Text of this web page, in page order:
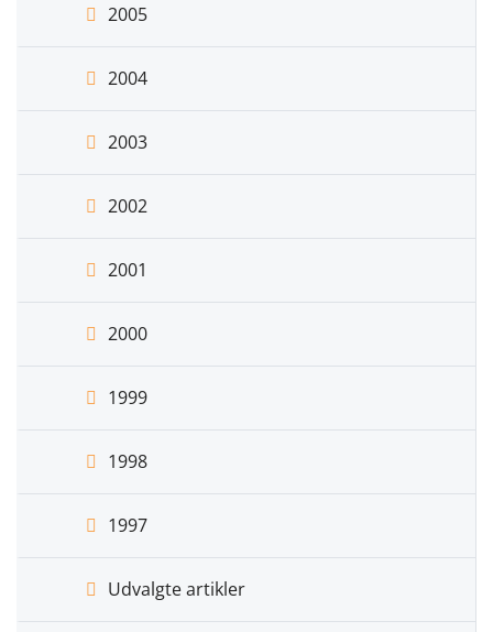
2005
2004
2003
2002
2001
2000
1999
1998
1997
Udvalgte artikler